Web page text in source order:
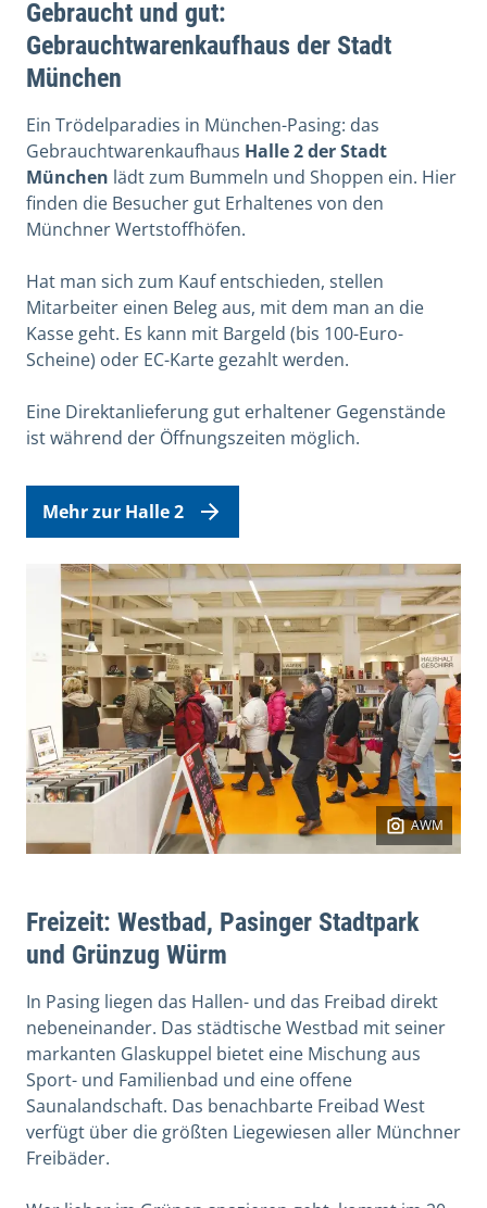
Gebraucht und gut:
Gebrauchtwarenkaufhaus der Stadt
München
Ein Trödelparadies in München-Pasing: das
Gebrauchtwarenkaufhaus Halle 2 der Stadt
München lädt zum Bummeln und Shoppen ein. Hier
finden die Besucher gut Erhaltenes von den
Münchner Wertstoffhöfen.
Hat man sich zum Kauf entschieden, stellen
Mitarbeiter einen Beleg aus, mit dem man an die
Kasse geht. Es kann mit Bargeld (bis 100-Euro-
Scheine) oder EC-Karte gezahlt werden.
Eine Direktanlieferung gut erhaltener Gegenstände
ist während der Öffnungszeiten möglich.
Mehr zur Halle 2
AWM
Freizeit: Westbad, Pasinger Stadtpark
und Grünzug Würm
In Pasing liegen das Hallen- und das Freibad direkt
nebeneinander. Das städtische Westbad mit seiner
markanten Glaskuppel bietet eine Mischung aus
Sport- und Familienbad und eine offene
Saunalandschaft. Das benachbarte Freibad West
verfügt über die größten Liegewiesen aller Münchner
Freibäder.